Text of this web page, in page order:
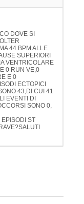
DOVE SI
44 BPM ALLE
SUPERIORI
VENTRICOLARE
0 RUN VE,0
E 0
ECTOPICI
43,DI CUI 41
EVENTI DI
SONO 0,
ST